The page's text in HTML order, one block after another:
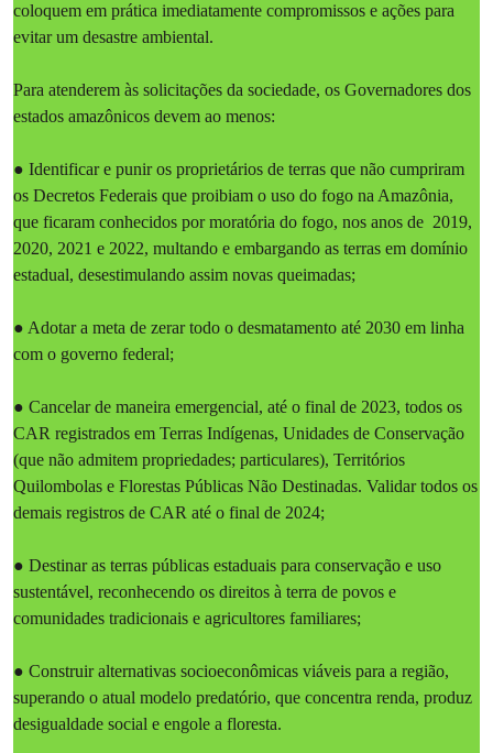
coloquem em prática imediatamente compromissos e ações para
evitar um desastre ambiental.
Para atenderem às solicitações da sociedade, os Governadores dos
estados amazônicos devem ao menos:
● Identificar e punir os proprietários de terras que não cumpriram
os Decretos Federais que proibiam o uso do fogo na Amazônia,
que ficaram conhecidos por moratória do fogo, nos anos de 2019,
2020, 2021 e 2022, multando e embargando as terras em domínio
estadual, desestimulando assim novas queimadas;
● Adotar a meta de zerar todo o desmatamento até 2030 em linha
com o governo federal;
● Cancelar de maneira emergencial, até o final de 2023, todos os
CAR registrados em Terras Indígenas, Unidades de Conservação
(que não admitem propriedades; particulares), Territórios
Quilombolas e Florestas Públicas Não Destinadas. Validar todos os
demais registros de CAR até o final de 2024;
● Destinar as terras públicas estaduais para conservação e uso
sustentável, reconhecendo os direitos à terra de povos e
comunidades tradicionais e agricultores familiares;
● Construir alternativas socioeconômicas viáveis para a região,
superando o atual modelo predatório, que concentra renda, produz
desigualdade social e engole a floresta.